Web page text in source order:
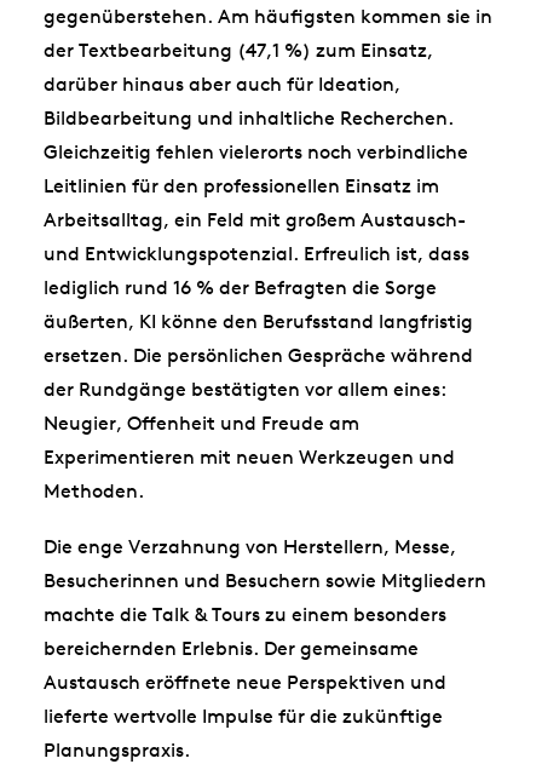
gegenüberstehen. Am häufigsten kommen sie in
der Textbearbeitung (47,1 %) zum Einsatz,
darüber hinaus aber auch für Ideation,
Bildbearbeitung und inhaltliche Recherchen.
Gleichzeitig fehlen vielerorts noch verbindliche
Leitlinien für den professionellen Einsatz im
Arbeitsalltag, ein Feld mit großem Austausch-
und Entwicklungspotenzial. Erfreulich ist, dass
lediglich rund 16 % der Befragten die Sorge
äußerten, KI könne den Berufsstand langfristig
ersetzen. Die persönlichen Gespräche während
der Rundgänge bestätigten vor allem eines:
Neugier, Offenheit und Freude am
Experimentieren mit neuen Werkzeugen und
Methoden.
Die enge Verzahnung von Herstellern, Messe,
Besucherinnen und Besuchern sowie Mitgliedern
machte die Talk & Tours zu einem besonders
bereichernden Erlebnis. Der gemeinsame
Austausch eröffnete neue Perspektiven und
lieferte wertvolle Impulse für die zukünftige
Planungspraxis.